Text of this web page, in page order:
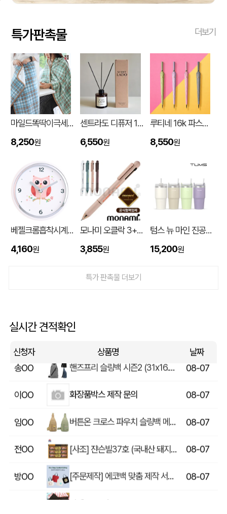
특가판촉물 더보기
마일드똑딱이극세사담요
8,250원
센트라도 디퓨저 150ml
6,550원
루티네 16k 파스텔 자동 장우산
8,550원
베젤크롬흡착시계_부엉이JS886
4,160원
모나미 오클락 3+1멀티펜 (0.5) (모나미공식협력업체)
3,855원
텀스 뉴 마인 진공 스텐텀블러 650ml
15,200원
특가 판촉물 더보기
실시간 견적확인
신청자 상품명 날짜
이OO 입체형떡메모_(도자기레인보우) 08-08
이OO 스탠다드 에코백 (350x100x370mm)
윤OO
송OO 08-07